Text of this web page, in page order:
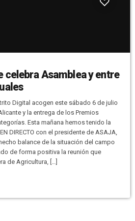
celebra Asamblea y entre
Digital acogen este sábado 6 de julio
y la entrega de los Premios
Esta mañana hemos tenido la
DIRECTO con el presidente de ASAJA,
balance de la situación del campo
de forma positiva la reunión que
de Agricultura, […]